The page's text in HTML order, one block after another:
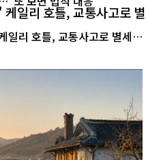
일리 호틀, 교통사고로 별